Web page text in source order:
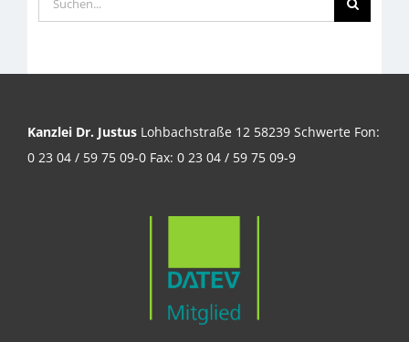
nach:
Kanzlei Dr. Justus Lohbachstraße 12 58239 Schwerte Fon:
0 23 04 / 59 75 09-0 Fax: 0 23 04 / 59 75 09-9